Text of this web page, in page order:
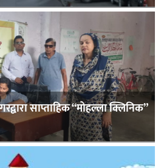
साप्ताहिक “मोहल्ला क्लिनिक”